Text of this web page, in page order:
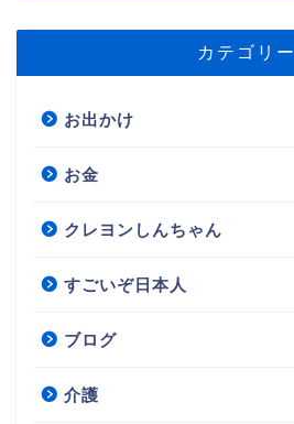
カテゴリー
お出かけ
お金
クレヨンしんちゃん
すごいぞ日本人
ブログ
介護